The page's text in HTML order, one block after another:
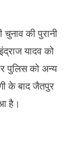
की पुरानी
यादव को
पुलिस को अन्य
के बाद जैतपुर
है।